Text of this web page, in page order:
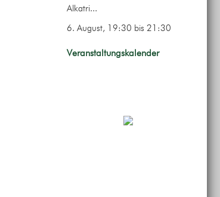
Alkatri...
6. August, 19:30 bis 21:30
Veranstaltungskalender